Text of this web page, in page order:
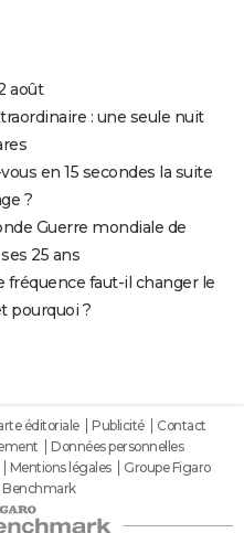
août
: une seule nuit
en 15 secondes la suite
?
Guerre mondiale de
25 ans
fréquence faut-il changer le
pourquoi ?
éditoriale Publicité
Contact
Données personnelles
Mentions légales
Groupe Figaro